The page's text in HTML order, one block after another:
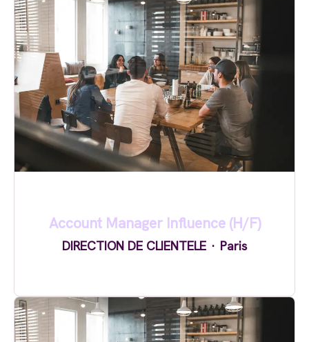
Account Manager Influence (H/F)
DIRECTION DE CLIENTELE · Paris